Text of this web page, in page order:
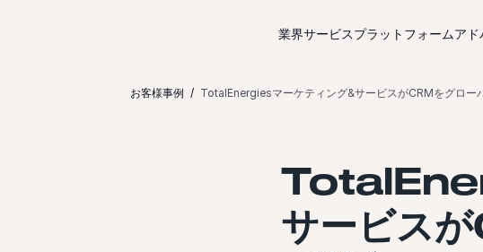
業界サービスプラットフォームアド
お客様事例 TotalEnergiesマーケティング&サービスがCRMをグロー
サービス